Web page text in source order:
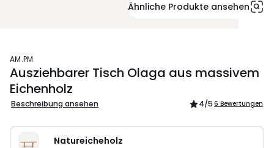
Ähnliche Produkte ansehen
AM.PM
Ausziehbarer Tisch Olaga aus massivem
Eichenholz
Beschreibung ansehen 4/5 6 Bewertungen
Natureicheholz